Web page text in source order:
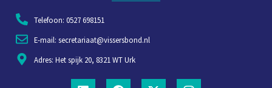
Telefoon: 0527 698151
E-mail: secretariaat@vissersbond.nl
Adres: Het spijk 20, 8321 WT Urk